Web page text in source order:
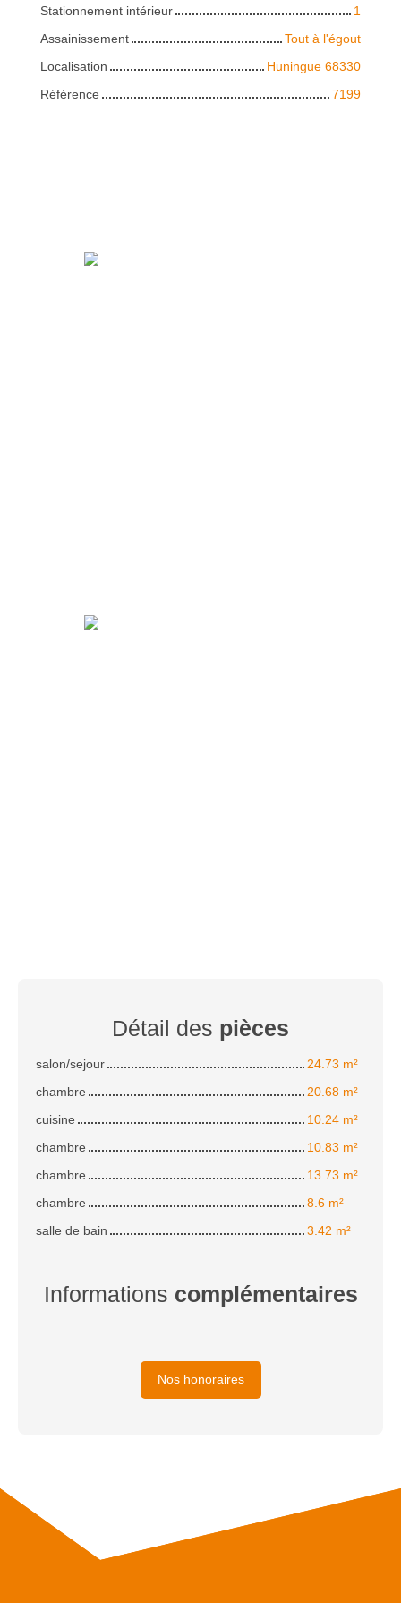
Stationnement intérieur
1
Assainissement
Tout à l'égout
Localisation
Huningue 68330
Référence
7199
Détail des pièces
salon/sejour
24.73 m²
chambre
20.68 m²
cuisine
10.24 m²
chambre
10.83 m²
chambre
13.73 m²
chambre
8.6 m²
salle de bain
3.42 m²
Informations complémentaires
Nos honoraires